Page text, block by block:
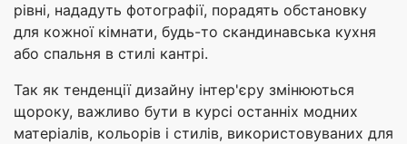
рівні, нададуть фотографії, порадять обстановку
для кожної кімнати, будь-то скандинавська кухня
або спальня в стилі кантрі.
Так як тенденції дизайну інтер'єру змінюються
щороку, важливо бути в курсі останніх модних
матеріалів, кольорів і стилів, використовуваних для